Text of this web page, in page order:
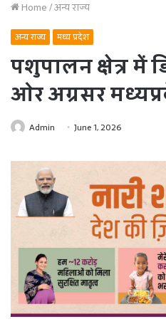
Home/अन्य राज्य
अन्य राज्य मध्य प्रदेश
पशुपालन क्षेत्र में
ओर अग्रसर
Admin June 1, 2026